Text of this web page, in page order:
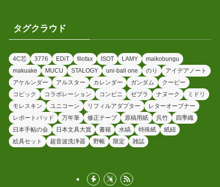
タグクラウド
4C芯 3776 EDiT filofax ISOT LAMY
maikobungu
makuake
MUCU STALOGY uni-ball one のり
アイデアノート
アケルンダー
アルスター カレンダー ガンダム
クーピー
コピック
コラボレーション コンビニ ゼブラ ナヌーク
ミドリ
モレスキン
ユニコーン リフィルアダプター
レターオープナー
レポートパッド
万年筆 修正テープ 原稿用紙 呉竹
四季織
日本手帖の会
日本文具大賞 書籍 水縞 特殊紙
紙紐
絵具セット
超音波洗浄器 野帳 限定 雑誌